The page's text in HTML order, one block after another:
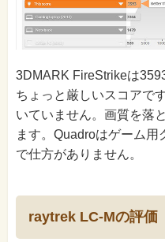
3DMARK FireStrikeは
ちょっと厳しいスコアで
いていません。画質を落
ます。Quadroはゲーム
で仕方がありません。
raytrek LC-Mの評価